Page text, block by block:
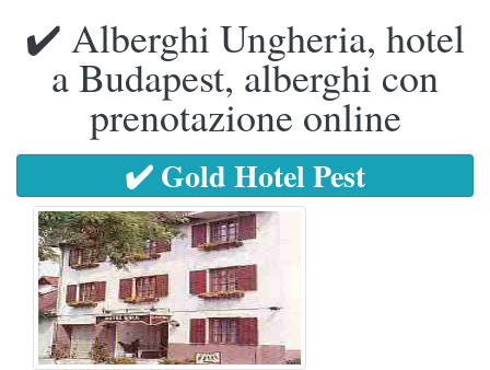
✔️ Alberghi Ungheria, hotel
a Budapest, alberghi con
prenotazione online
✔️ Gold Hotel Pest